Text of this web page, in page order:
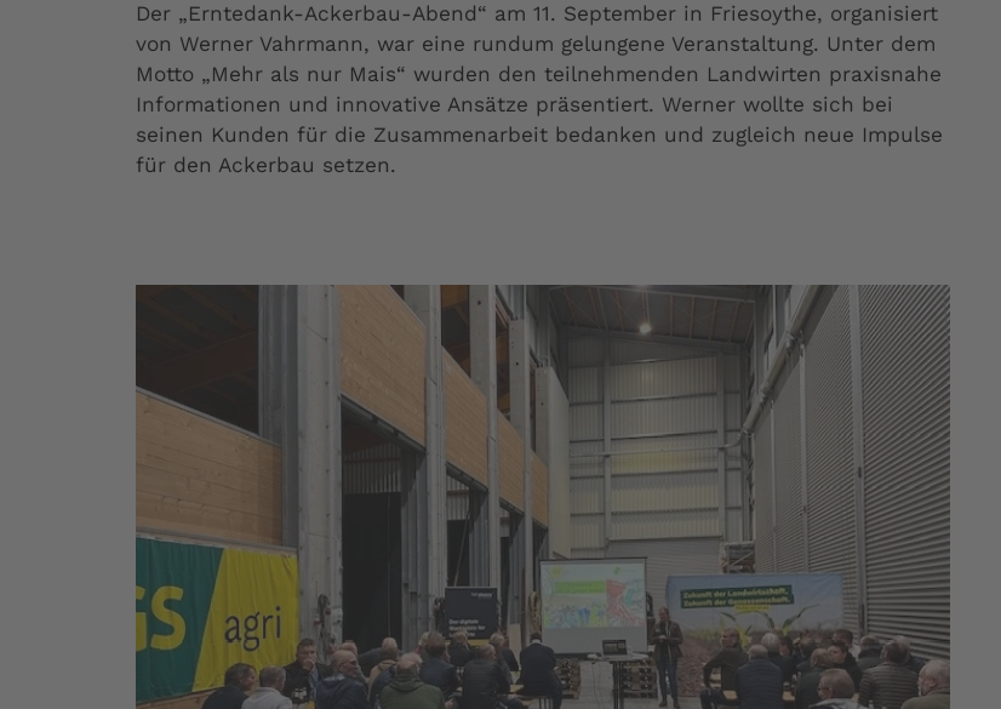
Der „Erntedank-Ackerbau-Abend“ am 11. September in Friesoythe, organisiert
von Werner Vahrmann, war eine rundum gelungene Veranstaltung. Unter dem
Motto „Mehr als nur Mais“ wurden den teilnehmenden Landwirten praxisnahe
Informationen und innovative Ansätze präsentiert. Werner wollte sich bei
seinen Kunden für die Zusammenarbeit bedanken und zugleich neue Impulse
für den Ackerbau setzen.